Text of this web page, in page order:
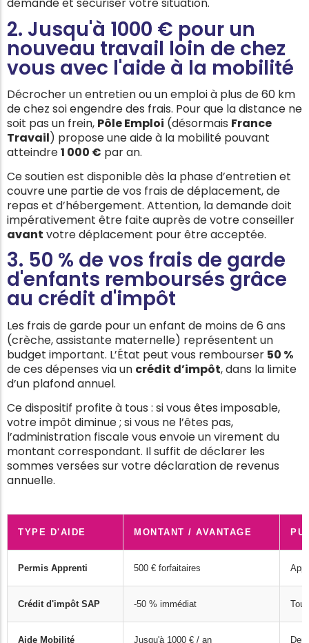
2. Jusqu'à 1000 € pour un
nouveau travail loin de chez
vous avec l'aide à la mobilité
Décrocher un entretien ou un emploi à plus de 60 km
de chez soi engendre des frais. Pour que la distance ne
soit pas un frein, Pôle Emploi (désormais France
Travail) propose une aide à la mobilité pouvant
atteindre1 000 € par an.
Ce soutien est disponible dès la phase d’entretien et
couvre une partie de vos frais de déplacement, de
repas et d’hébergement. Attention, la demande doit
impérativement être faite auprès de votre conseiller
avant votre déplacement pour être acceptée.
3. 50 % de vos frais de garde
d'enfants remboursés grâce
au crédit d'impôt
Les frais de garde pour un enfant de moins de 6 ans
(crèche, assistante maternelle) représentent un
budget important. L’État peut vous rembourser 50 %
de ces dépenses via un crédit d’impôt, dans la limite
d’un plafond annuel.
Ce dispositif profite à tous : si vous êtes imposable,
votre impôt diminue ; si vous ne l’êtes pas,
l’administration fiscale vous envoie un virement du
montant correspondant. Il suffit de déclarer les
sommes versées sur votre déclaration de revenus
annuelle.
TYPE D'AIDE MONTANT / AVANTAGE
Permis Apprenti 500 € forfaitaires
Crédit d'impôt SAP -50 % immédiat
Aide Mobilité Jusqu'à 1000 € / an